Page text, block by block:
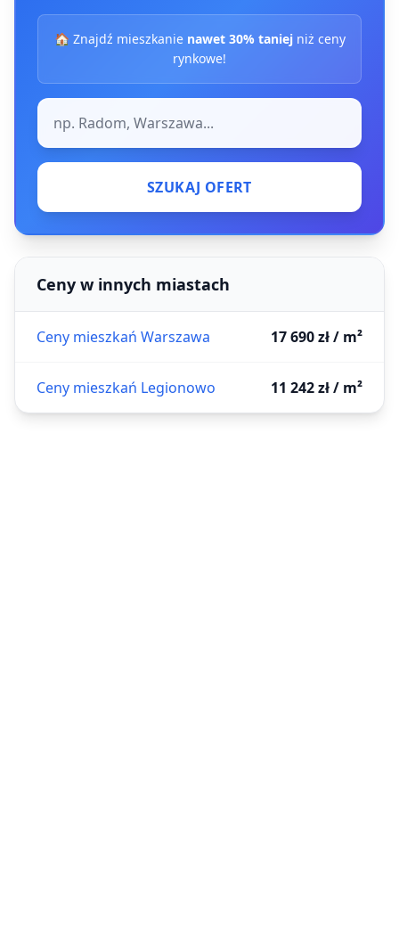
🏠 Znajdź mieszkanie nawet 30% taniejniż ceny
rynkowe!
SZUKAJ OFERT
Ceny w innych miastach
Ceny mieszkań Warszawa 17 690 zł / m²
Ceny mieszkań Legionowo 11 242 zł / m²